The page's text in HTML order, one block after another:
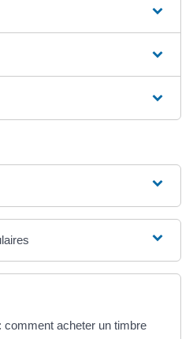
comment acheter un timbre